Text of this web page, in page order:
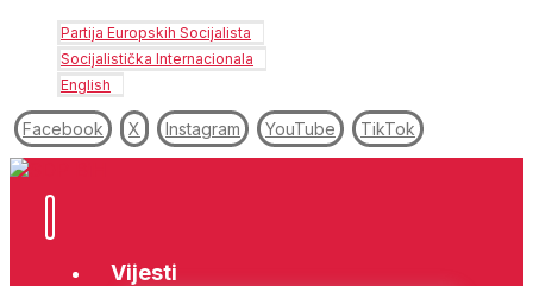
Partija Europskih Socijalista
Socijalistička Internacionala
English
Facebook X Instagram YouTube TikTok
Vijesti